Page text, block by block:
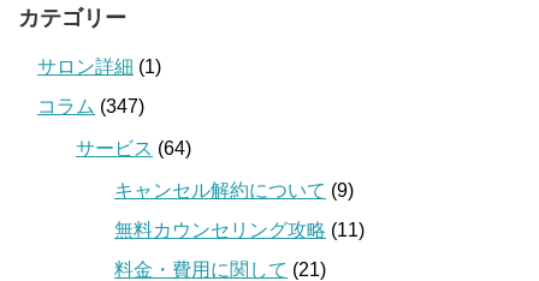
カテゴリー
サロン詳細 (1)
コラム (347)
サービス (64)
キャンセル解約について (9)
無料カウンセリング攻略 (11)
料金・費用に関して (21)